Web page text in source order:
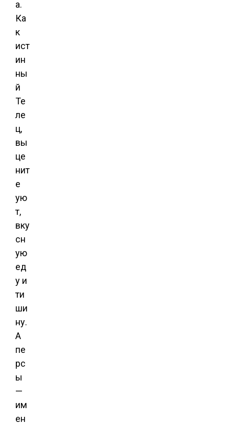
а.
Ка
к
ист
ин
ны
й
Те
ле
ц,
вы
це
нит
е
ую
т,
вку
сн
ую
ед
у и
ти
ши
ну.
А
пе
рс
ы
—
им
ен